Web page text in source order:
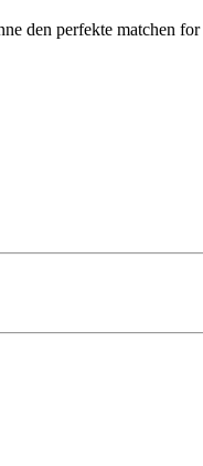
den perfekte matchen